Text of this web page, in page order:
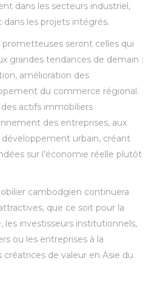
dans les secteurs industriel,
les projets intégrés.
seront celles qui
grandes tendances de demain :
amélioration des
du commerce régional.
actifs immobiliers
des entreprises, aux
urbain, créant
sur l’économie réelle plutôt
cambodgien continuera
que ce soit pour la
les investisseurs institutionnels,
ou les entreprises à la
de valeur en Asie du